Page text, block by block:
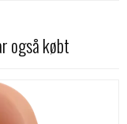
også købt